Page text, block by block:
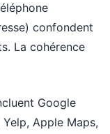
confondent
La cohérence
Google
Apple Maps,